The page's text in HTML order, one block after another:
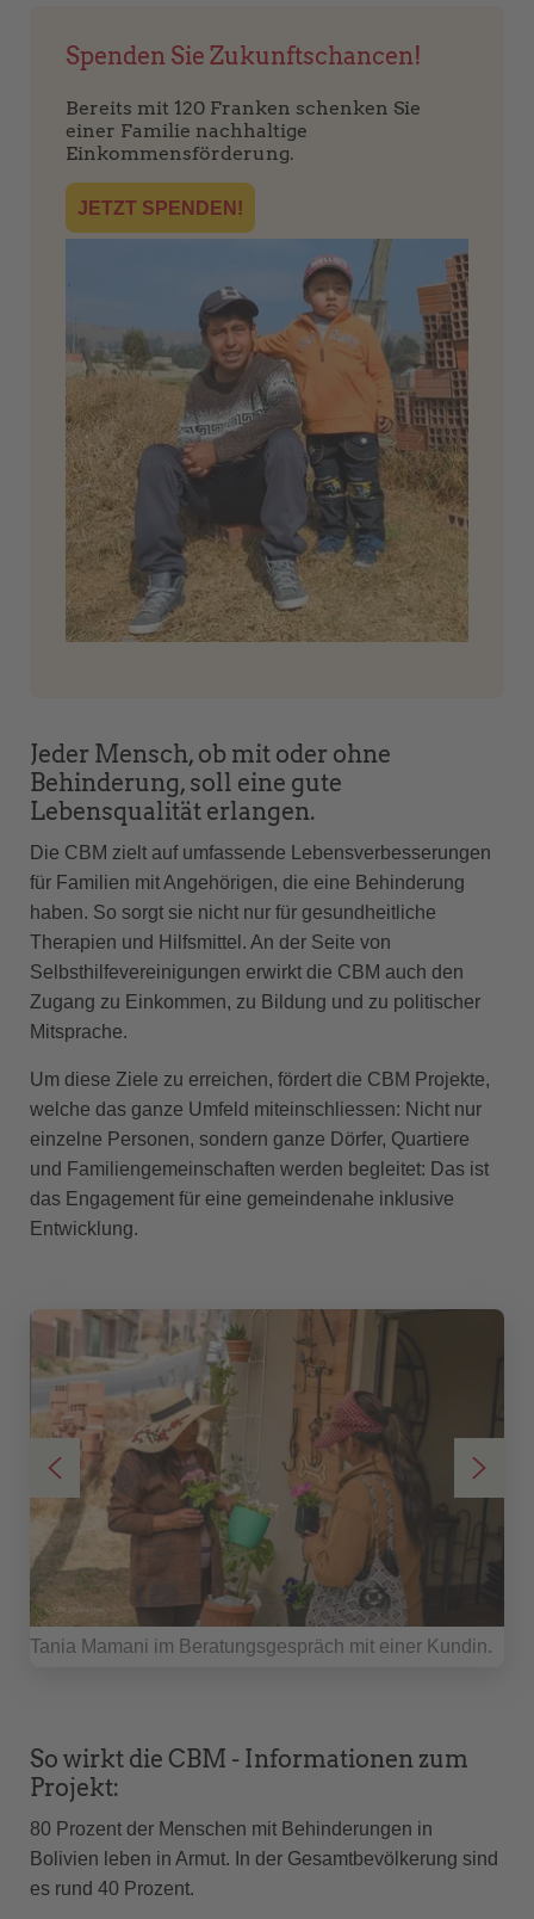
Spenden Sie Zukunftschancen!
Bereits mit 120 Franken schenken Sie
einer Familie nachhaltige
Einkommensförderung.
JETZT SPENDEN!
Jeder Mensch, ob mit oder ohne
Behinderung, soll eine gute
Lebensqualität erlangen.
Die CBM zielt auf umfassende Lebensverbesserungen
für Familien mit Angehörigen, die eine Behinderung
haben. So sorgt sie nicht nur für gesundheitliche
Therapien und Hilfsmittel. An der Seite von
Selbsthilfevereinigungen erwirkt die CBM auch den
Zugang zu Einkommen, zu Bildung und zu politischer
Mitsprache.
Um diese Ziele zu erreichen, fördert die CBM Projekte,
welche das ganze Umfeld miteinschliessen: Nicht nur
einzelne Personen, sondern ganze Dörfer, Quartiere
und Familiengemeinschaften werden begleitet: Das ist
das Engagement für eine gemeindenahe inklusive
Entwicklung.
Tania Mamani im Beratungsgespräch mit einer Kundin.
So wirkt die CBM - Informationen zum
Projekt:
80 Prozent der Menschen mit Behinderungen in
Bolivien leben in Armut. In der Gesamtbevölkerung sind
es rund 40 Prozent.